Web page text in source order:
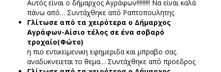
Αυτός είναι ο δήμαρχος Αγράφων!!!!!!!!! Να είναι καλά
πάνω από… Συντάχθηκε από Ραπτοπουλητης
Γλίτωσε από τα χειρότερα ο Δήμαρχος
Αγράφων-Αίσιο τέλος σε ένα σοβαρό
τροχαίο(Φώτο)
η πιο εντικειμενικη εφημεριδα και μπραβο σας.
αναδυκνειεται το θεμα… Συντάχθηκε από προεδρος